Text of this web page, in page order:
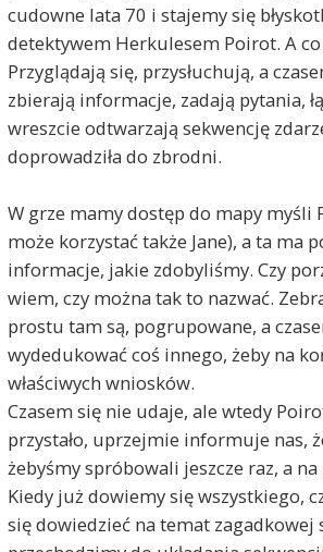
cudowne lata 70 i stajemy się
detektywem Herkulesem Poirot. A
Przyglądają się, przysłuchują, a
zbierają informacje, zadają pytania,
wreszcie odtwarzają sekwencję
doprowadziła do zbrodni.
W grze mamy dostęp do mapy myśli
może korzystać także Jane), a ta ma
informacje, jakie zdobyliśmy. Czy
wiem, czy można tak to nazwać.
prostu tam są, pogrupowane, a
wydedukować coś innego, żeby na
właściwych wniosków.
Czasem się nie udaje, ale wtedy
przystało, uprzejmie informuje nas,
żebyśmy spróbowali jeszcze raz, a
Kiedy już dowiemy się wszystkiego,
się dowiedzieć na temat zagadkowej